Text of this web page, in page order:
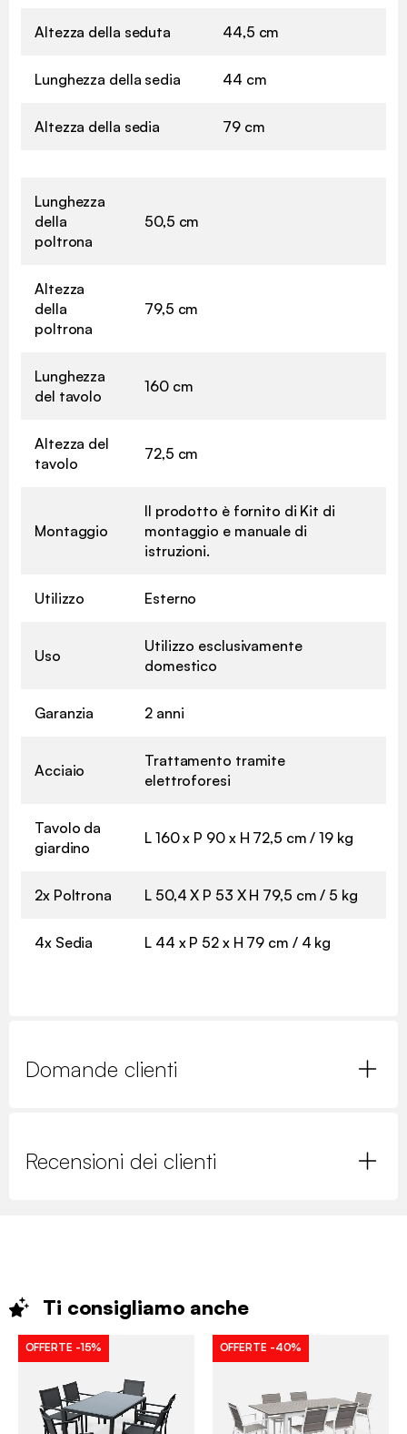
Altezza della seduta 44,5 cm
Lunghezza della sedia 44 cm
Altezza della sedia 79 cm
Lunghezza
della
poltrona
50,5 cm
Altezza
della
poltrona
79,5 cm
Lunghezza
del tavolo
160 cm
Altezza del
tavolo
72,5 cm
Montaggio
Il prodotto è fornito di Kit di
montaggio e manuale di
istruzioni.
Utilizzo Esterno
Uso
Utilizzo esclusivamente
domestico
Garanzia 2 anni
Acciaio
Trattamento tramite
elettroforesi
Tavolo da
giardino
L 160 x P 90 x H 72,5 cm / 19 kg
2x Poltrona L 50,4 X P 53 X H 79,5 cm / 5 kg
4x Sedia L 44 x P 52 x H 79 cm / 4 kg
Domande clienti
Recensioni dei clienti
Ti consigliamo anche
OFFERTE -15% OFFERTE -40%